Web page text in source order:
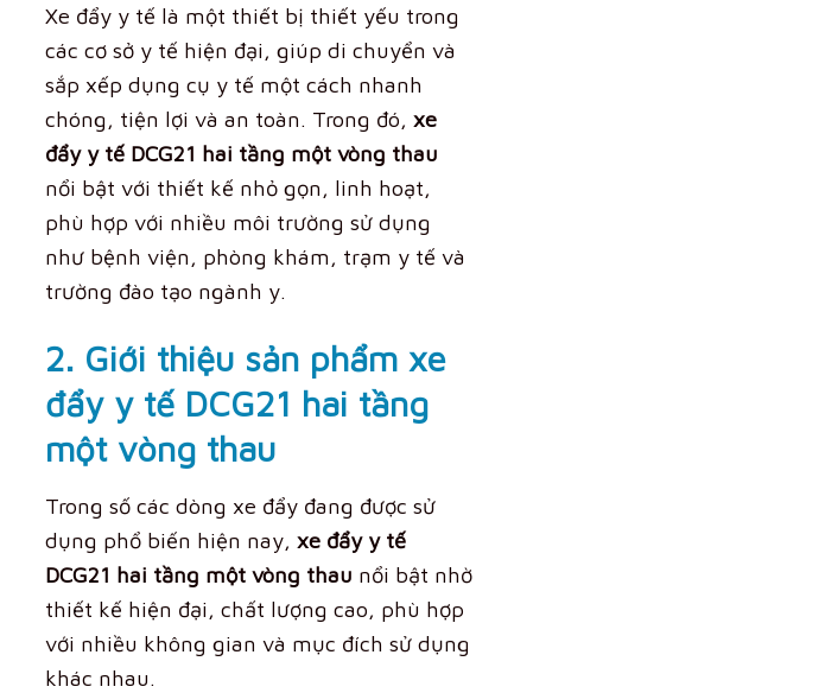
Xe đẩy y tế là một thiết bị thiết yếu trong
các cơ sở y tế hiện đại, giúp di chuyển và
sắp xếp dụng cụ y tế một cách nhanh
chóng, tiện lợi và an toàn. Trong đó, xe
đẩy y tế DCG21 hai tầng một vòng thau
nổi bật với thiết kế nhỏ gọn, linh hoạt,
phù hợp với nhiều môi trường sử dụng
như bệnh viện, phòng khám, trạm y tế và
trường đào tạo ngành y.
2. Giới thiệu sản phẩm xe
đẩy y tế DCG21 hai tầng
một vòng thau
Trong số các dòng xe đẩy đang được sử
dụng phổ biến hiện nay, xe đẩy y tế
DCG21 hai tầng một vòng thau nổi bật nhờ
thiết kế hiện đại, chất lượng cao, phù hợp
với nhiều không gian và mục đích sử dụng
khác nhau.